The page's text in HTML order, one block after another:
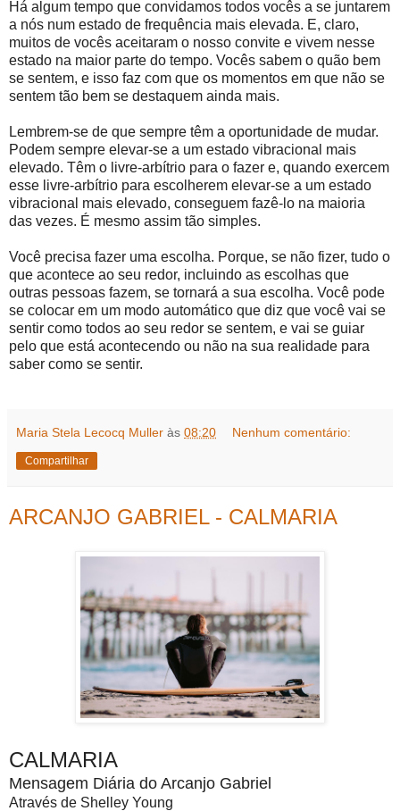
Há algum tempo que convidamos todos vocês a se juntarem
a nós num estado de frequência mais elevada. E, claro,
muitos de vocês aceitaram o nosso convite e vivem nesse
estado na maior parte do tempo. Vocês sabem o quão bem
se sentem, e isso faz com que os momentos em que não se
sentem tão bem se destaquem ainda mais.
Lembrem-se de que sempre têm a oportunidade de mudar.
Podem sempre elevar-se a um estado vibracional mais
elevado. Têm o livre-arbítrio para o fazer e, quando exercem
esse livre-arbítrio para escolherem elevar-se a um estado
vibracional mais elevado, conseguem fazê-lo na maioria
das vezes. É mesmo assim tão simples.
Você precisa fazer uma escolha. Porque, se não fizer, tudo o
que acontece ao seu redor, incluindo as escolhas que
outras pessoas fazem, se tornará a sua escolha. Você pode
se colocar em um modo automático que diz que você vai se
sentir como todos ao seu redor se sentem, e vai se guiar
pelo que está acontecendo ou não na sua realidade para
saber como se sentir.
Maria Stela Lecocq Muller às 08:20 Nenhum comentário:
Compartilhar
ARCANJO GABRIEL - CALMARIA
CALMARIA
Mensagem Diária do Arcanjo Gabriel
Através de Shelley Young